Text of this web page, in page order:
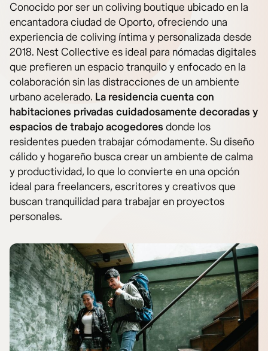
Conocido por ser un coliving boutique ubicado en la
encantadora ciudad de Oporto, ofreciendo una
experiencia de coliving íntima y personalizada desde
2018. Nest Collective es ideal para nómadas digitales
que prefieren un espacio tranquilo y enfocado en la
colaboración sin las distracciones de un ambiente
urbano acelerado. La residencia cuenta con
habitaciones privadas cuidadosamente decoradas y
espacios de trabajo acogedoresdonde los
residentes pueden trabajar cómodamente. Su diseño
cálido y hogareño busca crear un ambiente de calma
y productividad, lo que lo convierte en una opción
ideal para freelancers, escritores y creativos que
buscan tranquilidad para trabajar en proyectos
personales.